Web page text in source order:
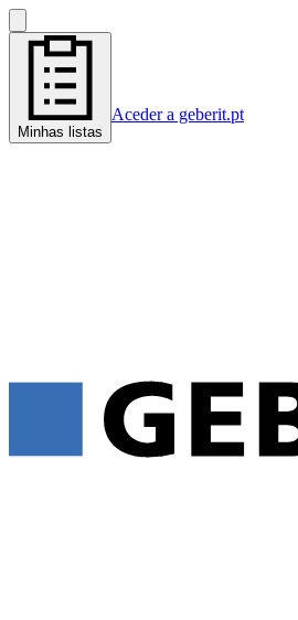
Minhas listas
Aceder a geberit.pt